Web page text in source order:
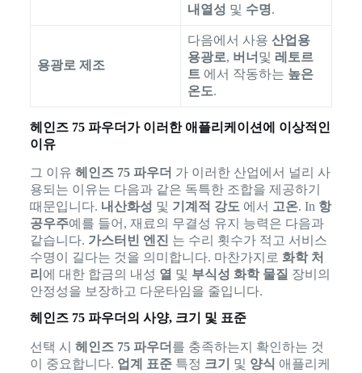
내열성 및 수명.
용광로 제조
다음에서 사용 산업용
용광로, 버너 및 레토르
트에서 작동하는 높은
온도.
헤인즈 75 파우더가 이러한 애플리케이션에 이상적인
이유
그 이유 헤인즈 75 파우더 가 이러한 산업에서 널리 사
용되는 이유는 다음과 같은 독특한 조합을 제공하기
때문입니다. 내산화성 및 기계적 강도에서 고온. In 항
공우주예를 들어, 재료의 무결성 유지 능력은 다음과
같습니다. 가스터빈 엔진 는 수리 횟수가 적고 서비스
수명이 길다는 것을 의미합니다. 마찬가지로 화학 처
리 에 대한 합금의 내성 열 및 부식성 화학 물질 장비의
안정성을 보장하고 다운타임을 줄입니다.
헤인즈 75 파우더의 사양, 크기 및 표준
선택 시 헤인즈 75 파우더 를 충족하는지 확인하는 것
이 중요합니다. 업계 표준특정 크기 및 양식 애플리케